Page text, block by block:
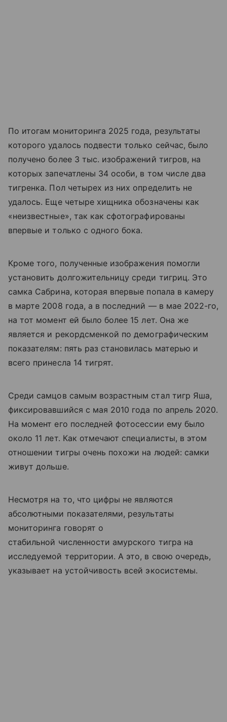
По итогам мониторинга 2025 года, результаты
которого удалось подвести только сейчас, было
получено более 3 тыс. изображений тигров, на
которых запечатлены 34 особи, в том числе два
тигренка. Пол четырех из них определить не
удалось. Еще четыре хищника обозначены как
«неизвестные», так как сфотографированы
впервые и только с одного бока.
Кроме того, полученные изображения помогли
установить долгожительницу среди тигриц. Это
самка Сабрина, которая впервые попала в камеру
в марте 2008 года, а в последний — в мае 2022-го,
на тот момент ей было более 15 лет. Она же
является и рекордсменкой по демографическим
показателям: пять раз становилась матерью и
всего принесла 14 тигрят.
Среди самцов самым возрастным стал тигр Яша,
фиксировавшийся с мая 2010 года по апрель 2020.
На момент его последней фотосессии ему было
около 11 лет. Как отмечают специалисты, в этом
отношении тигры очень похожи на людей: самки
живут дольше.
Несмотря на то, что цифры не являются
абсолютными показателями, результаты
мониторинга говорят о
стабильной численности амурского тигра на
исследуемой территории. А это, в свою очередь,
указывает на устойчивость всей экосистемы.